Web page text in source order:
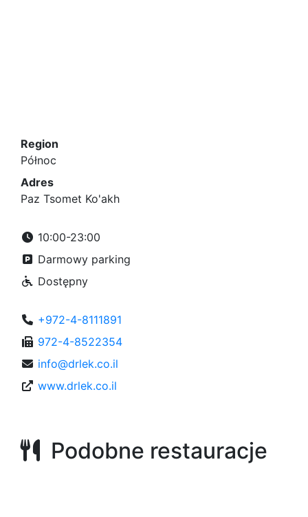
Region
Północ
Adres
Paz Tsomet Ko'akh
10:00-23:00
Darmowy parking
Dostępny
+972-4-8111891
972-4-8522354
info@drlek.co.il
www.drlek.co.il
Podobne restauracje